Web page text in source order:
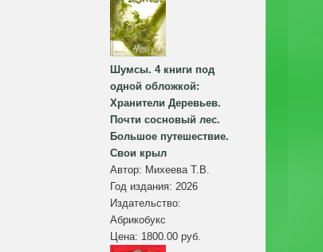
Шумсы. 4 книги под
одной обложкой:
Хранители Деревьев.
Почти сосновый лес.
Большое путешествие.
Свои крыл
Автор: Михеева Т.В.
Год издания: 2026
Издательство:
Абрикобукс
Цена: 1800.00 руб.